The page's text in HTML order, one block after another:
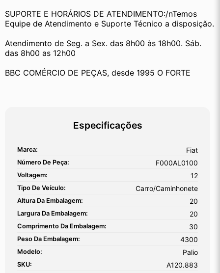
SUPORTE E HORÁRIOS DE ATENDIMENTO:/nTemos
Equipe de Atendimento e Suporte Técnico a disposição.
Atendimento de Seg. a Sex. das 8h00 às 18h00. Sáb.
das 8h00 as 12h00
BBC COMÉRCIO DE PEÇAS, desde 1995 O FORTE
Especificações
Marca: Fiat
Número De Peça: F000AL0100
Voltagem: 12
Tipo De Veículo: Carro/Caminhonete
Altura Da Embalagem: 20
Largura Da Embalagem: 20
Comprimento Da Embalagem: 30
Peso Da Embalagem: 4300
Modelo: Palio
SKU: A120.883